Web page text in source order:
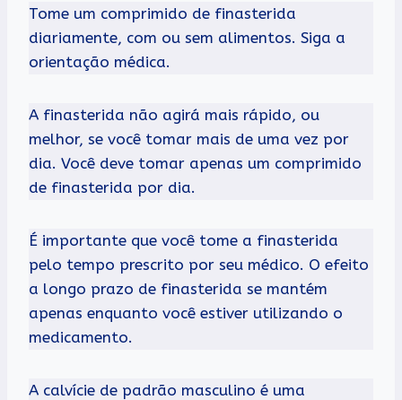
Tome um comprimido de finasterida
diariamente, com ou sem alimentos. Siga a
orientação médica.
A finasterida não agirá mais rápido, ou
melhor, se você tomar mais de uma vez por
dia. Você deve tomar apenas um comprimido
de finasterida por dia.
É importante que você tome a finasterida
pelo tempo prescrito por seu médico. O efeito
a longo prazo de finasterida se mantém
apenas enquanto você estiver utilizando o
medicamento.
A calvície de padrão masculino é uma